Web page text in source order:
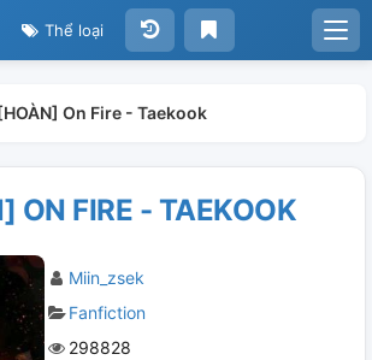
Thể loại
On Fire - Taekook
ON FIRE - TAEKOOK
Miin_zsek
Fanfiction
298828